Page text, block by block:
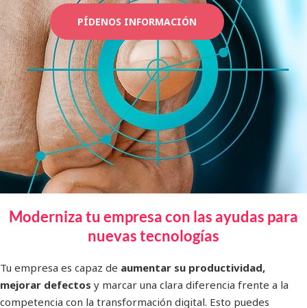
PÍDENOS INFORMACIÓN
Moderniza tu empresa con las ayudas para
nuevas tecnologías
Tu empresa es capaz de aumentar su productividad,
mejorar defectos y marcar una clara diferencia frente a la
competencia con la transformación digital. Esto puedes